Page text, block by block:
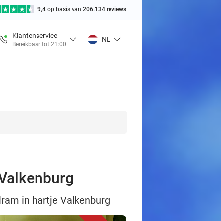
9,4 op basis van 206.134 reviews
Klantenservice
Bereikbaar tot 21:00
NL
in hartje Valkenburg